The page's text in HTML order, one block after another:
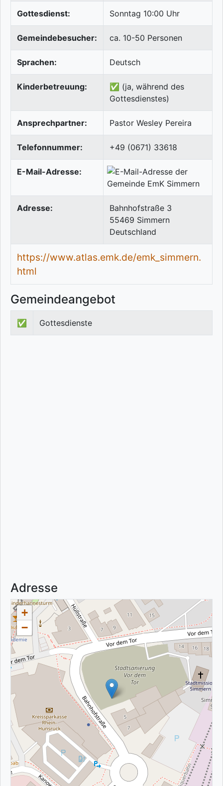
Gottesdienst: Sonntag 10:00 Uhr
Gemeindebesucher: ca. 10-50 Personen
Sprachen: Deutsch
Kinderbetreuung:
✅ (ja, während des
Gottesdienstes)
Ansprechpartner: Pastor Wesley Pereira
Telefonnummer: +49 (0671) 33618
E-Mail-Adresse:
Adresse:
Bahnhofstraße 3
55469 Simmern
Deutschland
https://www.atlas.emk.de/emk_simmern.
html
Gemeindeangebot
✅ Gottesdienste
Adresse
+
−